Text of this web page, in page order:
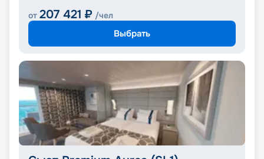
от 207 421 ₽ /чел
Выбрать